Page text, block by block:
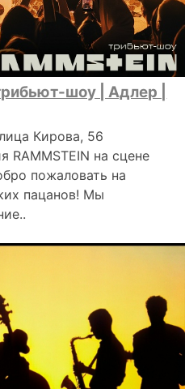
шоу | Адлер |
Кирова, 56
RAMMSTEIN на сцене
пожаловать на
пацанов! Мы